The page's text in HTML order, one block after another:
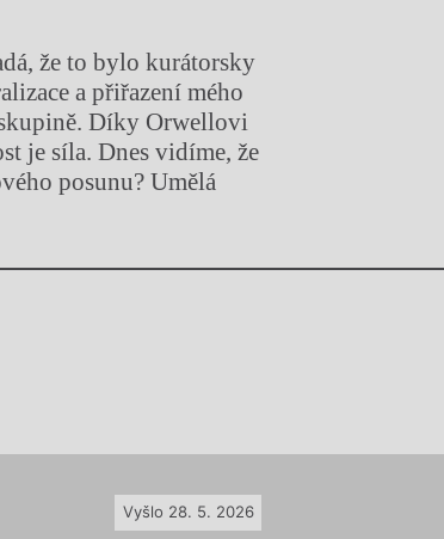
že to bylo kurátorsky
a přiřazení mého
Díky Orwellovi
je síla. Dnes vidíme, že
posunu? Umělá
Vyšlo 28. 5. 2026